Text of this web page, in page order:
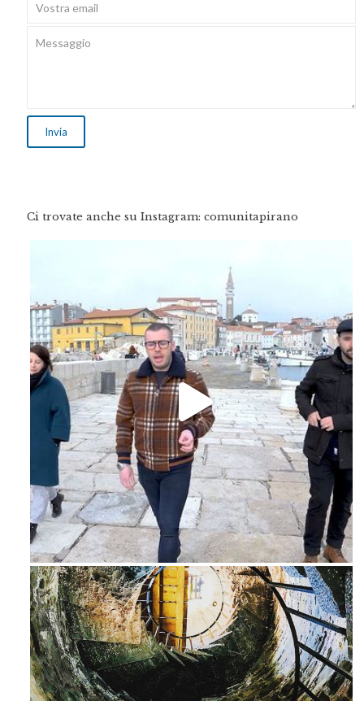
Ci trovate anche su Instagram: comunitapirano
Feb 16